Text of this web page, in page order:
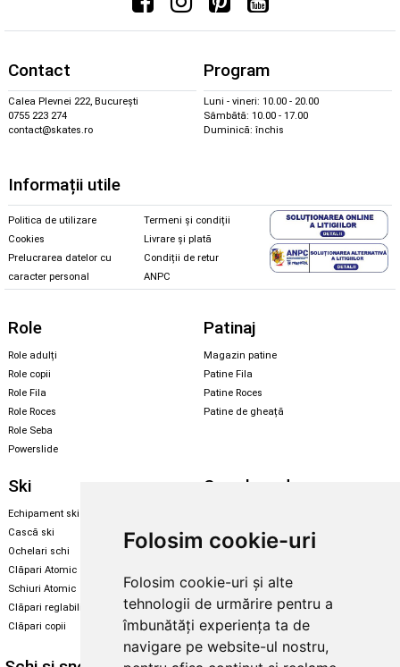
Folosim cookie-uri
Folosim cookie-uri și alte
tehnologii de urmărire pentru a
îmbunătăți experiența ta de
navigare pe website-ul nostru,
Contact
Calea Plevnei 222, București
0755 223 274
contact@skates.ro
Program
Luni - vineri: 10.00 - 20.00
Sâmbătă: 10.00 - 17.00
Duminică: închis
Informații utile
Politica de utilizare
Cookies
Prelucrarea datelor cu
caracter personal
Termeni și condiții
Livrare și plată
Condiții de retur
ANPC
Role
Role adulți
Role copii
Role Fila
Role Roces
Role Seba
Powerslide
Patinaj
Magazin patine
Patine Fila
Patine Roces
Patine de gheață
Ski
Echipament ski
Cască ski
Ochelari schi
Clăpari Atomic
Schiuri Atomic
Clăpari reglabili
Clăpari copii
Snowboard
Echipament snowboard
Legături Rome SDS
Skate & longboard
Enuff Skateboards